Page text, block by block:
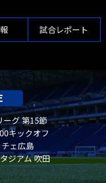
試合レポート
ーグ 第15節
キックオフ
ェ広島
ジアム 吹田